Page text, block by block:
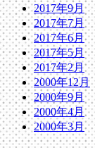
2017年9月
2017年7月
2017年6月
2017年5月
2017年2月
2000年12月
2000年9月
2000年4月
2000年3月